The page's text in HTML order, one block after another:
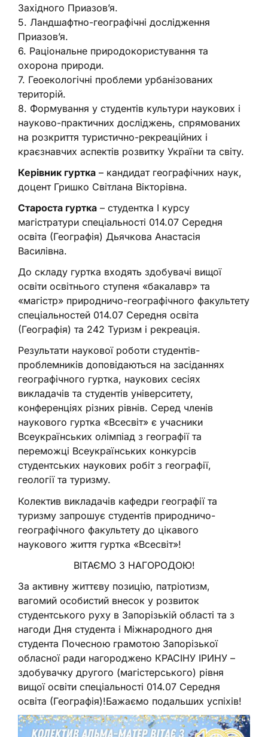
Західного Приазов’я.
5. Ландшафтно-географічні дослідження
Приазов’я.
6. Раціональне природокористування та
охорона природи.
7. Геоекологічні проблеми урбанізованих
територій.
8. Формування у студентів культури наукових і
науково-практичних досліджень, спрямованих
на розкриття туристично-рекреаційних і
краєзнавчих аспектів розвитку України та світу.
Керівник гуртка – кандидат географічних наук,
доцент Гришко Світлана Вікторівна.
Староста гуртка – студентка І курсу
магістратури спеціальності 014.07 Середня
освіта (Географія) Дьячкова Анастасія
Василівна.
До складу гуртка входять здобувачі вищої
освіти освітнього ступеня «бакалавр» та
«магістр» природничо-географічного факультету
спеціальностей 014.07 Середня освіта
(Географія) та 242 Туризм і рекреація.
Результати наукової роботи студентів-
проблемників доповідаються на засіданнях
географічного гуртка, наукових сесіях
викладачів та студентів університету,
конференціях різних рівнів. Серед членів
наукового гуртка «Всесвіт» є учасники
Всеукраїнських олімпіад з географії та
переможці Всеукраїнських конкурсів
студентських наукових робіт з географії,
геології та туризму.
Колектив викладачів кафедри географії та
туризму запрошує студентів природничо-
географічного факультету до цікавого
наукового життя гуртка «Всесвіт»!
ВІТАЄМО З НАГОРОДОЮ!
За активну життєву позицію, патріотизм,
вагомий особистий внесок у розвиток
студентського руху в Запорізькій області та з
нагоди Дня студента і Міжнародного дня
студента Почесною грамотою Запорізької
обласної ради нагороджено КРАСІНУ ІРИНУ –
здобувачку другого (магістерського) рівня
вищої освіти спеціальності 014.07 Середня
освіта (Географія)!Бажаємо подальших успіхів!